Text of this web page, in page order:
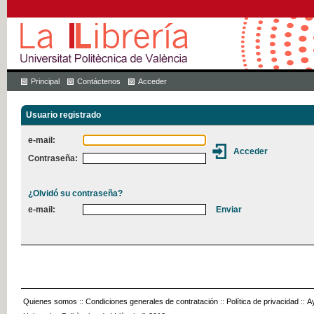
Principal Contáctenos Acceder
Usuario registrado
e-mail:
Contraseña:
¿Olvidó su contraseña?
e-mail:
Quienes somos :: Condiciones generales de contratación :: Política de privacidad ::